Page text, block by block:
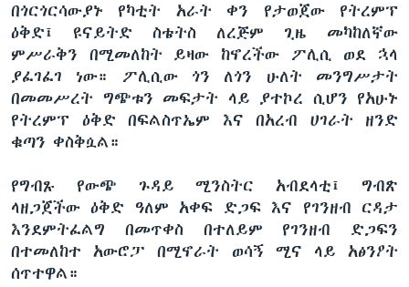
በጎርጎርሳውያኑ የካቲት አራት ቀን የታወጀው የትረምፕ
ዕቅድ፤ ዩናይትድ ስቴትስ ለረጅም ጊዜ መካከለኛው
ምሥራቅን በሚመለከት ይዛው ከኖረችው ፖሊሲ ወደ ኋላ
ያፈገፈገ ነው። ፖሊሲው ጎን ለጎን ሁለት መንግሥታት
በመመሥረት ግጭቱን መፍታት ላይ ያተኮረ ሲሆን የአሁኑ
የትረምፕ ዕቅድ በፍልስጥኤም እና በአረብ ሀገራት ዘንድ
ቁጣን ቀስቅሷል።
የግብጹ የውጭ ጉዳይ ሚንስትር አብደላቲ፤ ግብጽ
ላዘጋጀችው ዕቅድ ዓለም አቀፍ ድጋፍ እና የገንዘብ ርዳታ
እንደምትፈልግ በመጥቀስ በተለይም የገንዘብ ድጋፍን
በተመለከተ አውሮፓ በሚኖራት ወሳኝ ሚና ላይ አፅንዖት
ሰጥተዋል።